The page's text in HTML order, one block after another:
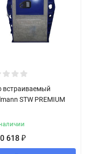
встраиваемый
STW PREMIUM
618 ₽